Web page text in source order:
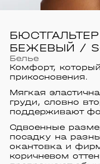
БЕЖЕВЫЙ /
Белье
Комфорт,
прикосновения.
Мягкая
груди, словно
поддерживают
Сдвоенные
посадку на
окантовка и
коричневом